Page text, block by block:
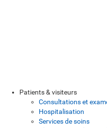
Patients & visiteurs
Consultations et
Hospitalisation
Services de soins